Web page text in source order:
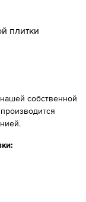
плитки
собственной